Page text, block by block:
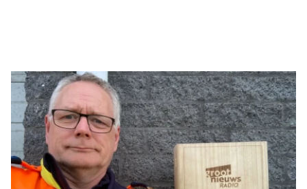
Podcasts
Muziek
Artikelen
Kanalen